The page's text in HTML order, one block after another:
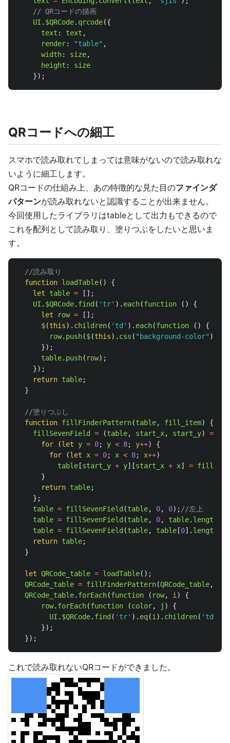
// QRコードの描画
UI . $QRCode. qrcode({
text : text ,
render: "table" ,
width: size,
height :
size
});
QRコードへの細工
スマホで読み取れてしまっては意味がないので読み取れな
いように細工します。
QRコードの仕組み上、あの特徴的な見た目のファインダ
パターンが読み取れないと認識することが出来ません。
今回使用したライブラリはtableとして出力もできるので
これを配列として読み取り、塗りつぶをしたいと思いま
す。
//読み取り
function loadTable()
{
let
table =
[];
UI . $QRCode. find ( ' tr' ). each(function ()
{
let
row =
[];
$(this). children( ' td ' ). each(function ()
{
row. push($(this). css ( " background-color" ));
});
table. push( row);
});
return table;
}
//塗りつぶし
function fillFinderPattern(table, fill_item)
{
fillSevenField
= (table, start_x, start_y) =>
for
(let y = 0; y < 8; y++)
{
for
(let x = 0; x < 8; x++)
table [start_y + y][start_x + x] =
}
return table;
};
table = fillSevenField (table, 0, 0); //左上
table = fillSevenField (table, 0, table. length
table = fillSevenField (table, table [0]. length
return table;
}
let QRCode_table = loadTable();
QRCode_table = fillFinderPattern(QRCode_table,
QRCode_table. forEach(function ( row, i )
{
row. forEach(function (color, j )
{
UI . $QRCode. find ( ' tr' ). eq(i ). children( ' td
});
});
これで読み取れないQRコードができました。